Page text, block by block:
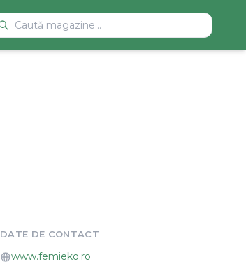
DATE DE CONTACT
www.femieko.ro